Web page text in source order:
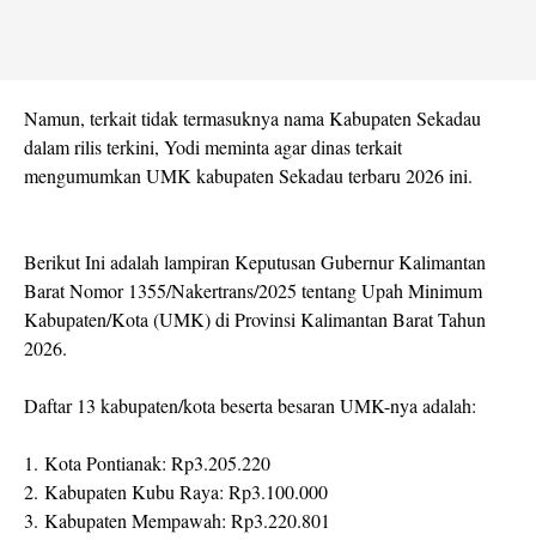
Namun, terkait tidak termasuknya nama Kabupaten Sekadau
dalam rilis terkini, Yodi meminta agar dinas terkait
mengumumkan UMK kabupaten Sekadau terbaru 2026 ini.
Berikut Ini adalah lampiran Keputusan Gubernur Kalimantan
Barat Nomor 1355/Nakertrans/2025 tentang Upah Minimum
Kabupaten/Kota (UMK) di Provinsi Kalimantan Barat Tahun
2026.
Daftar 13 kabupaten/kota beserta besaran UMK-nya adalah:
1. Kota Pontianak: Rp3.205.220
2. Kabupaten Kubu Raya: Rp3.100.000
3. Kabupaten Mempawah: Rp3.220.801